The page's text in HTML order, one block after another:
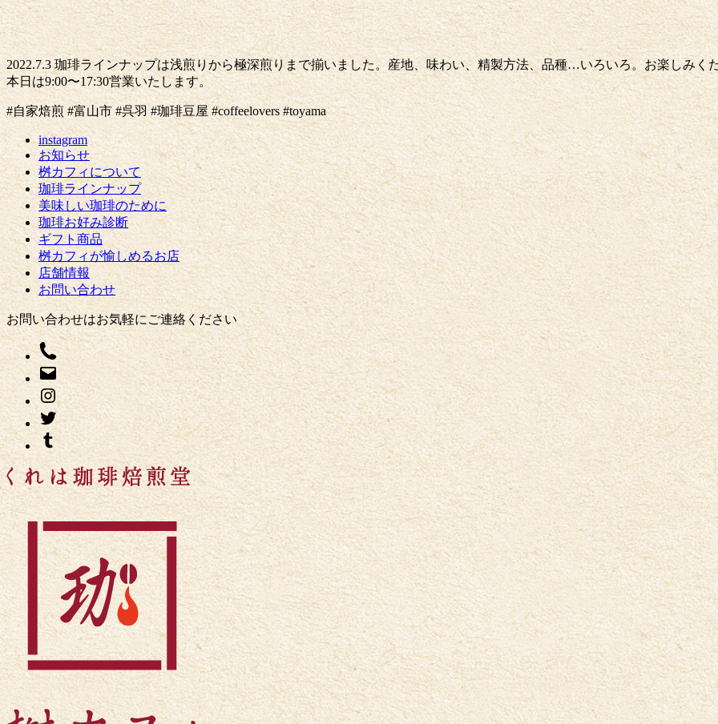
2022.7.3 珈琲ラインナップは浅煎りから極深煎りまで揃いました。産地、味わい、精製方法、品種…いろいろ。お楽しみく
本日は9:00〜17:30営業いたします。
#自家焙煎 #富山市 #呉羽 #珈琲豆屋 #coffeelovers #toyama
instagram
お知らせ
桝カフィについて
珈琲ラインナップ
美味しい珈琲のために
珈琲お好み診断
ギフト商品
桝カフィが愉しめるお店
店舗情報
お問い合わせ
お問い合わせはお気軽にご連絡ください